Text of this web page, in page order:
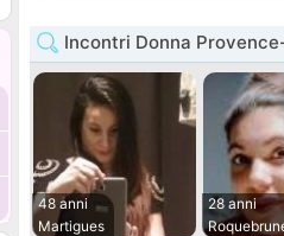
Incontri Donna
48 anni
Martigues
28 anni